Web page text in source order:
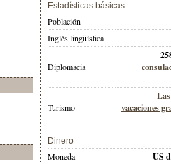
Estadísticas básicas
Población
Inglés lingüística
Diplomacia
Turismo
vacaciones
Dinero
Moneda US